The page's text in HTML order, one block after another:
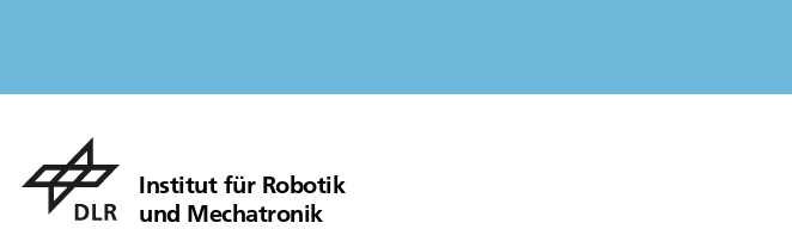
Institut für Robotik
und Mechatronik